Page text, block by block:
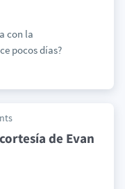
con la
pocos días?
de Evan